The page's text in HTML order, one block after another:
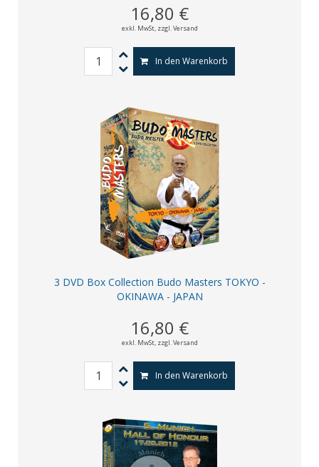
16,80 €
exkl. MwSt, zzgl. Versand
In den Warenkorb
3 DVD Box Collection Budo Masters TOKYO -
OKINAWA - JAPAN
16,80 €
exkl. MwSt, zzgl. Versand
In den Warenkorb